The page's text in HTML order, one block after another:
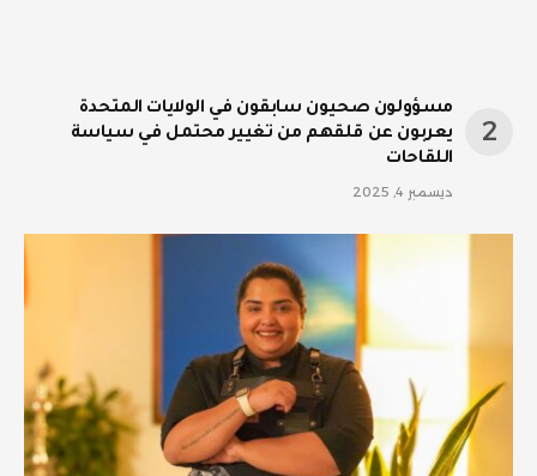
مسؤولون صحيون سابقون في الولايات المتحدة
يعربون عن قلقهم من تغيير محتمل في سياسة
اللقاحات
ديسمبر 4, 2025